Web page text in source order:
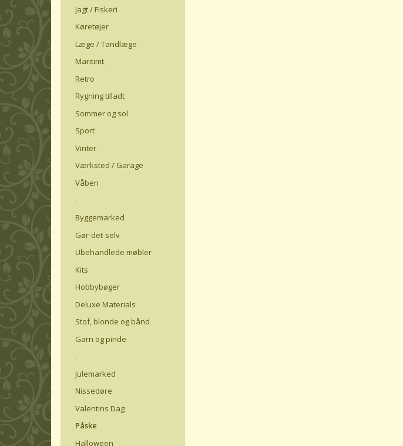
Jagt / Fiskeri
Køretøjer
Læge / Tandlæge
Maritimt
Retro
Rygning tilladt
Sommer og sol
Sport
Vinter
Værksted / Garage
Våben
.
Byggemarked
Gør-det-selv
Ubehandlede møbler
Kits
Hobbybøger
Deluxe Materials
Stof, blonde og bånd
Garn og pinde
.
Julemarked
Nissedøre
Valentins Dag
Påske
Halloween